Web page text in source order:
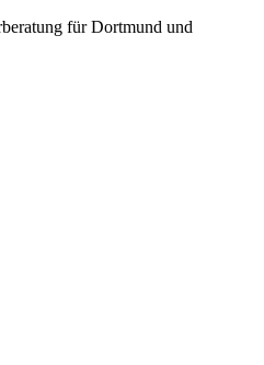
für Dortmund und